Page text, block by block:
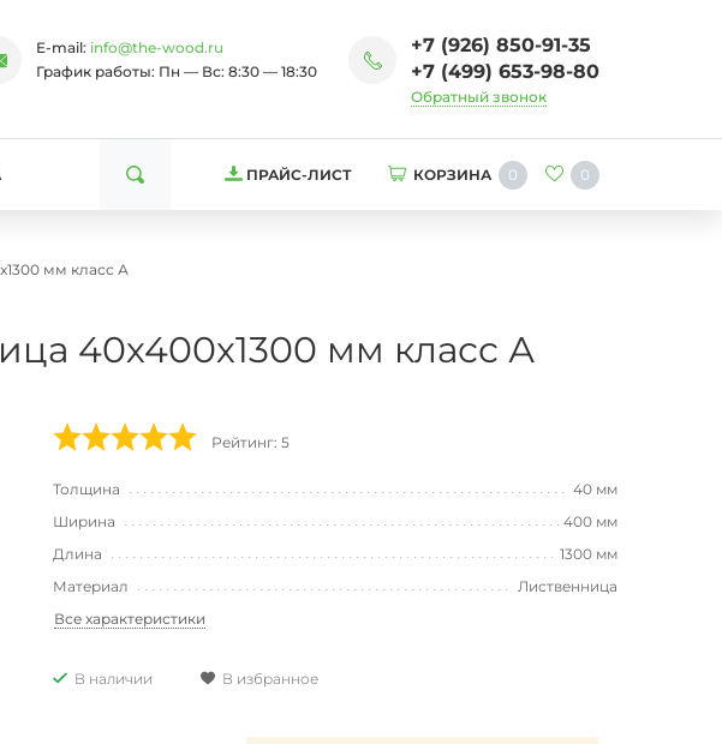
E-mail: info@the-wood.ru
График работы: Пн — Вс: 8:30 — 18:30
+7 (926) 850-91-35
+7 (499) 653-98-80
Обратный звонок
ПРАЙС-ЛИСТ КОРЗИНА 0 0
мм класс А
40х400х1300 мм класс А
Рейтинг: 5
Толщина
40 мм
Ширина
400 мм
Длина
1300 мм
Материал
Лиственница
Все характеристики
В наличии В избранное